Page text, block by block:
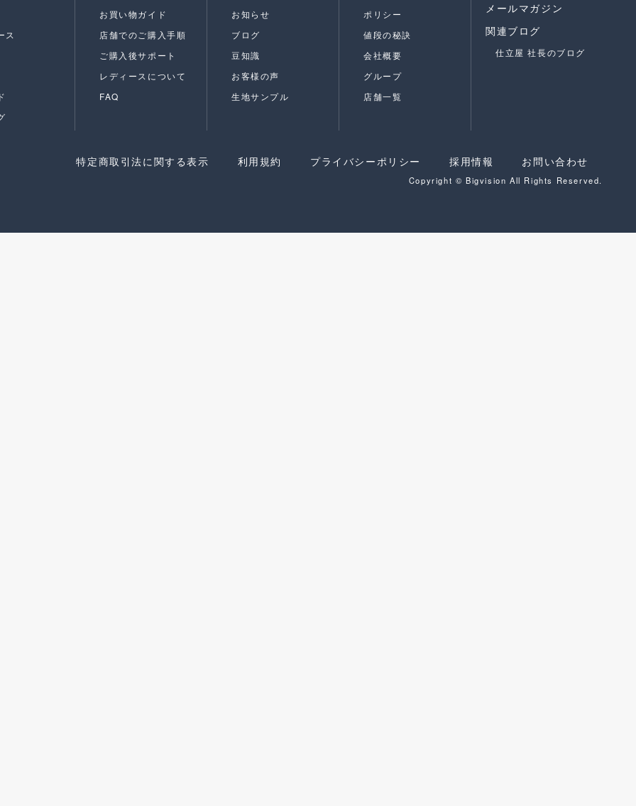
ス
お買い物ガイド
店舗でのご購入手順
ご購入後サポート
レディースについて
FAQ
お知らせ
ブログ
豆知識
お客様の声
生地サンプル
ポリシー
値段の秘訣
会社概要
グループ
店舗一覧
メールマガジン
関連ブログ
仕立屋 社長のブログ
特定商取引法に関する表示 利用規約 プライバシーポリシー 採用情報 お問い合わせ
Copyright © Bigvision All Rights Reserved.